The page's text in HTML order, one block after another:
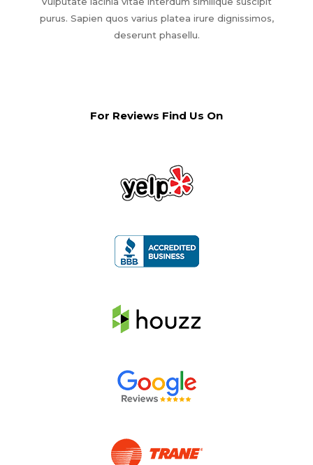
purus. Sapien quos varius platea irure dignissimos,
deserunt phasellu.
For Reviews Find Us On